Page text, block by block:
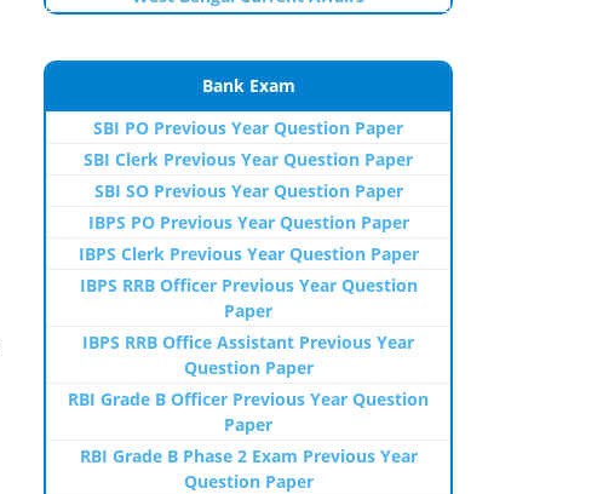
Bank Exam
SBI PO Previous Year Question Paper
SBI Clerk Previous Year Question Paper
SBI SO Previous Year Question Paper
IBPS PO Previous Year Question Paper
IBPS Clerk Previous Year Question Paper
IBPS RRB Officer Previous Year Question
Paper
IBPS RRB Office Assistant Previous Year
Question Paper
RBI Grade B Officer Previous Year Question
Paper
RBI Grade B Phase 2 Exam Previous Year
Question Paper